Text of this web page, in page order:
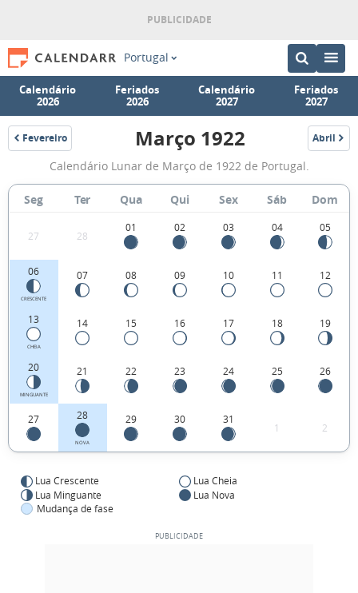
Portugal
Calendário
2026
Feriados
2026
Calendário
2027
Feriados
2027
Fevereiro
1922
Fases
da
Lua
Março
1922
Março 1922 Abril
1922
Calendário Lunar de Março de 1922 de Portugal.
Seg Ter Qua Qui Sex Sáb Dom
27 28
01 02 03 04 05
06
CRESCENTE
07 08 09 10 11 12
13
CHEIA
14 15 16 17 18 19
20
MINGUANTE
21 22 23 24 25 26
27 28
NOVA
29 30 31
1 2
Lua Crescente
Lua Cheia
Lua Minguante
Lua Nova
Mudança de fase